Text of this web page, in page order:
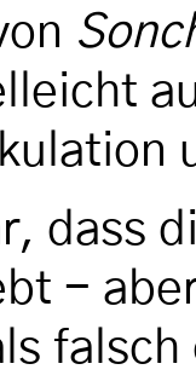
dass
-